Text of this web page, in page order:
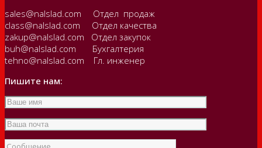
sales@nalslad.com Отдел продаж
class@nalslad.com Отдел качества
zakup@nalslad.com Отдел закупок
buh@nalslad.com Бухгалтерия
tehno@nalslad.com Гл. инженер
Пишите нам: